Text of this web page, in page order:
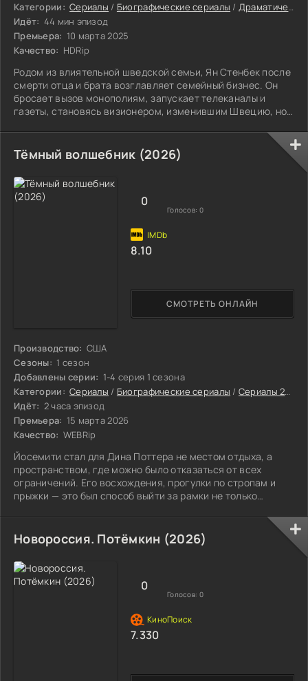
Категории: Сериалы / Биографические сериалы / Драматические сериалы
Идёт: 44 мин эпизод
Премьера: 10 марта 2025
Качество: HDRip
Родом из влиятельной шведской семьи, Ян Стенбек после
смерти отца и брата возглавляет семейный бизнес. Он
бросает вызов монополиям, запускает телеканалы и
газеты, становясь визионером, изменившим Швецию, но
Тёмный волшебник (2026)
Производство: США
Сезоны: 1 сезон
Добавлены серии: 1-4 серия 1 сезона
Категории: Сериалы / Биографические сериалы / Сериалы 2026
Идёт: 2 часа эпизод
Премьера: 15 марта 2026
Качество: WEBRip
Йосемити стал для Дина Поттера не местом отдыха, а
пространством, где можно было отказаться от всех
ограничений. Его восхождения, прогулки по стропам и
прыжки — это был способ выйти за рамки не только
норм. Он боролся с самой идеей «осторожности», считая
её слабостью. Однако этот постоянный вызов системе —
правилам, здравому смыслу, даже близким людям —
приводил его к внутреннему кризису. Слава экстремала,
который ничего не боится, на самом
СМОТРЕТЬ ОНЛАЙН
0
Голосов: 0
8.10
Новороссия. Потёмкин (2026)
0
Голосов: 0
7.330